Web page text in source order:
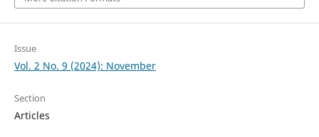
Issue
Vol. 2 No. 9 (2024): November
Section
Articles